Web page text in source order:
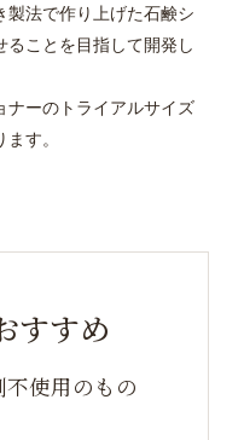
製法で作り上げた石鹸シ
ることを目指して開発し
ナーのトライアルサイズ
す。
すすめ
使用のもの